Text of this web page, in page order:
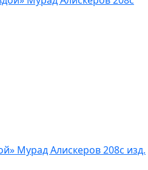
Мурад Алискеров 208с изд.